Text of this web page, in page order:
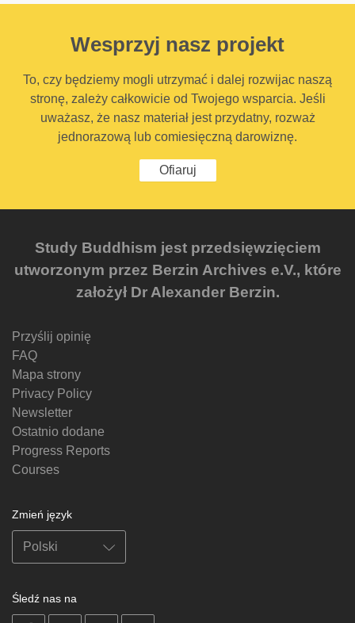
Wesprzyj nasz projekt
To, czy będziemy mogli utrzymać i dalej rozwijac naszą
stronę, zależy całkowicie od Twojego wsparcia. Jeśli
uważasz, że nasz materiał jest przydatny, rozważ
jednorazową lub comiesięczną darowiznę.
Ofiaruj
Study Buddhism jest przedsięwzięciem
utworzonym przez Berzin Archives e.V., które
założył Dr Alexander Berzin.
Przyślij opinię
FAQ
Mapa strony
Privacy Policy
Newsletter
Ostatnio dodane
Progress Reports
Courses
Zmień język
Śledź nas na